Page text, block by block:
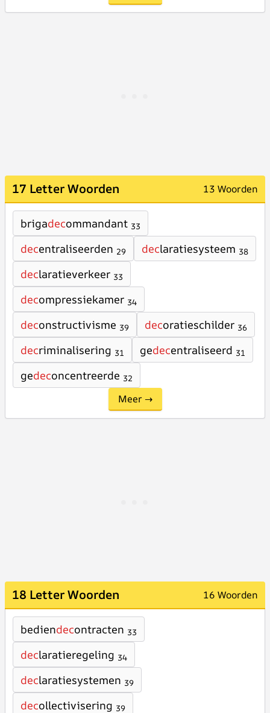
17 Letter Woorden 13 Woorden
brigadecommandant 33
decentraliseerden 29 declaratiesysteem 38
declaratieverkeer 33
decompressiekamer 34
deconstructivisme 39 decoratieschilder 36
decriminalisering 31 gedecentraliseerd 31
gedeconcentreerde 32
Meer →
18 Letter Woorden 16 Woorden
bediendecontracten 33
declaratieregeling 34
declaratiesystemen 39
decollectivisering 39